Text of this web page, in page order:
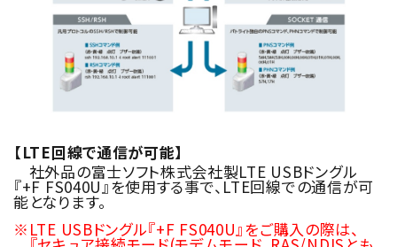
【LTE回線で通信が可能】
社外品の富士ソフト株式会社製LTE USBドングル
『+F FS040U』を使用する事で、LTE回線での通信が可
能となります。
※LTE USBドングル『+F FS040U』をご購入の際は、